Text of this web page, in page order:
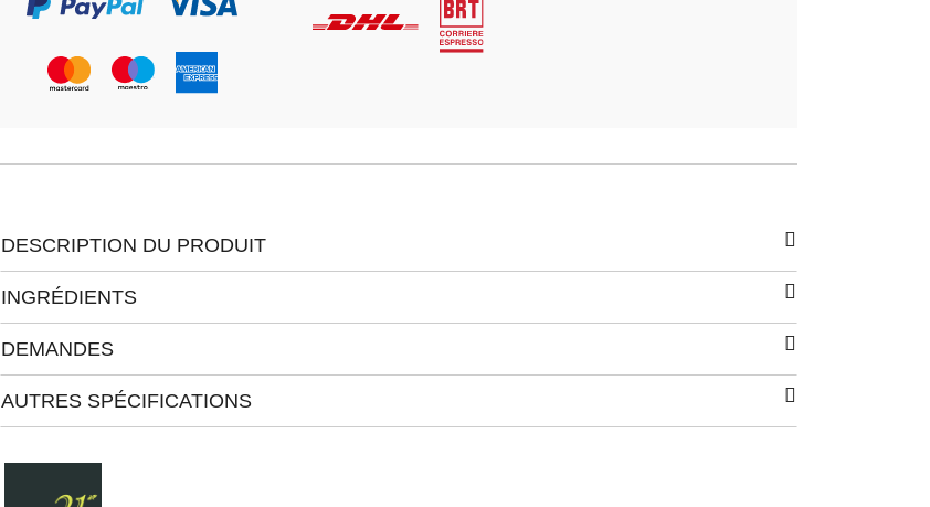
DESCRIPTION DU PRODUIT
INGRÉDIENTS
DEMANDES
AUTRES SPÉCIFICATIONS